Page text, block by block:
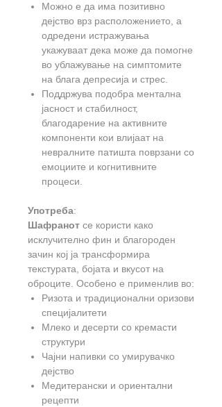
Можно е да има позитивно
дејство врз расположението, а
одредени истражувања
укажуваат дека може да помогне
во ублажување на симптомите
на блага депресија и стрес.
Поддржува подобра ментална
јасност и стабилност,
благодарение на активните
компоненти кои влијаат на
невралните патишта поврзани со
емоциите и когнитивните
процеси.
Употреба:
Шафранот се користи како
исклучително фин и благороден
зачин кој ја трансформира
текстурата, бојата и вкусот на
оброците. Особено е применлив во:
Ризота и традиционални оризови
специјалитети
Млеко и десерти со кремасти
структури
Чајни напивки со умирувачко
дејство
Медитерански и ориентални
рецепти